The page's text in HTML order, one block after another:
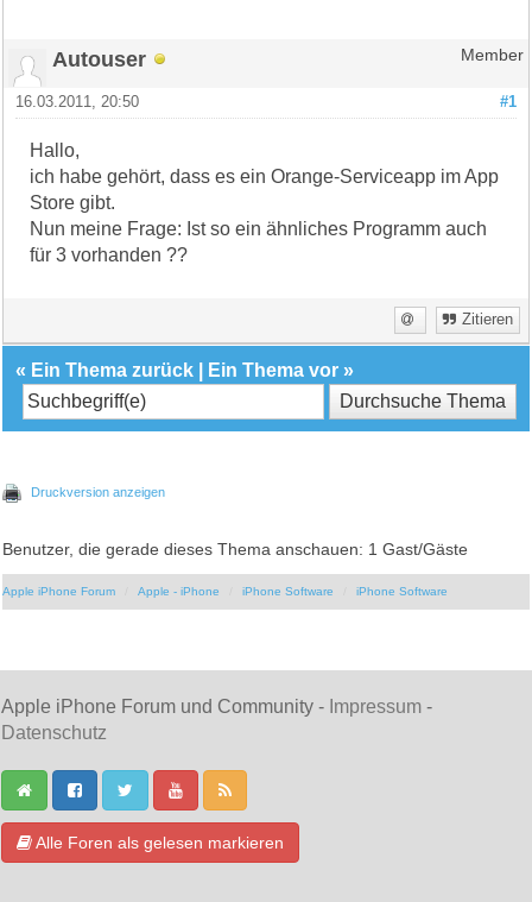
Autouser Member
#1
16.03.2011, 20:50
Hallo,
ich habe gehört, dass es ein Orange-Serviceapp im App
Store gibt.
Nun meine Frage: Ist so ein ähnliches Programm auch
für 3 vorhanden ??
Zitieren
« Ein Thema zurück Ein Thema vor »
Druckversion anzeigen
Benutzer, die gerade dieses Thema anschauen: 1 Gast/Gäste
Apple iPhone Forum Apple - iPhone iPhone Software iPhone Software
Apple iPhone Forum und Community - Impressum -
Datenschutz
Alle Foren als gelesen markieren